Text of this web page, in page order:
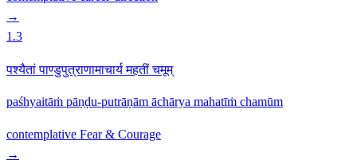
→
1.3
पश्यैतां पाण्डुपुत्राणामाचार्य महतीं चमूम्
paśhyaitāṁ pāṇḍu-putrāṇām āchārya mahatīṁ chamūm
contemplative Fear & Courage
→